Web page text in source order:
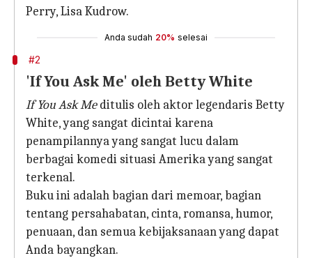
Perry, Lisa Kudrow.
Anda sudah 20% selesai
#2
'If You Ask Me' oleh Betty White
If You Ask Meditulis oleh aktor legendaris Betty
White, yang sangat dicintai karena
penampilannya yang sangat lucu dalam
berbagai komedi situasi Amerika yang sangat
terkenal.
Buku ini adalah bagian dari memoar, bagian
tentang persahabatan, cinta, romansa, humor,
penuaan, dan semua kebijaksanaan yang dapat
Anda bayangkan.